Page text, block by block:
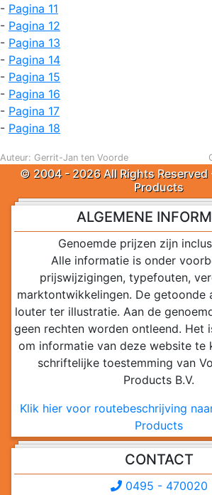
- Pagina 11
- Pagina 12
- Pagina 13
- Pagina 14
- Pagina 15
- Pagina 16
- Pagina 17
- Pagina 18
Auteur: Gerrit-Jan ten Voorde
© 2004 - 2026 All Rights Reserved
Products
ALGEMENE
Genoemde prijzen zijn
Alle informatie is onder
prijswijzigingen, typefouten,
marktontwikkelingen. De getoonde
louter ter illustratie. Aan de
geen rechten worden ontleend. Het
om informatie van deze website te
schriftelijke toestemming van
Products B.V.
Klik hier voor routebeschrijving
Products
CONTACT
0495 - 470020